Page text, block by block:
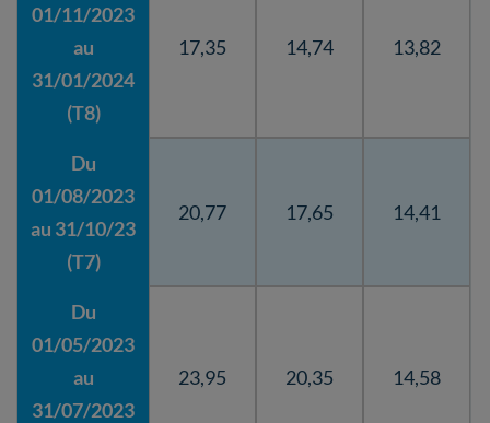
01/11/2023
au
31/01/2024
(T8)
17,35 14,74 13,82
Du
01/08/2023
au 31/10/23
(T7)
20,77 17,65 14,41
Du
01/05/2023
au
31/07/2023
23,95 20,35 14,58